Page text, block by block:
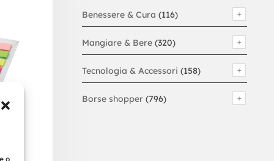
o
Benessere & Cura (116)
Mangiare & Bere(320)
Tecnologia & Accessori (158)
Borse shopper(796)